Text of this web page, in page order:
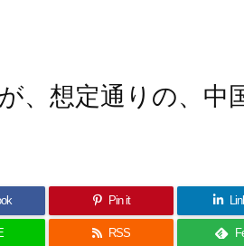
、想定通りの、中
Pin it
RSS